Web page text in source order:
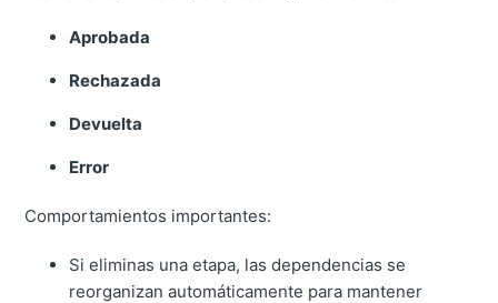
Aprobada
Rechazada
Devuelta
Error
Comportamientos importantes:
Si eliminas una etapa, las dependencias se
reorganizan automáticamente para mantener